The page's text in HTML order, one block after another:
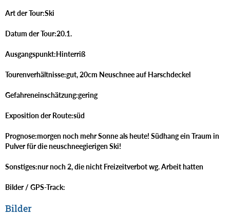
Art der Tour:Ski
Datum der Tour:20.1.
Ausgangspunkt:Hinterriß
Tourenverhältnisse:gut, 20cm Neuschnee auf Harschdeckel
Gefahreneinschätzung:gering
Exposition der Route:süd
Prognose:morgen noch mehr Sonne als heute! Südhang ein Traum in
Pulver für die neuschneegierigen Ski!
Sonstiges:nur noch 2, die nicht Freizeitverbot wg. Arbeit hatten
Bilder / GPS-Track:
Bilder